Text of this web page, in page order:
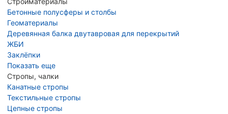
Бетонные полусферы и столбы
Геоматериалы
Деревянная балка двутавровая для перекрытий
ЖБИ
Заклёпки
Показать еще
Стропы, чалки
Канатные стропы
Текстильные стропы
Цепные стропы